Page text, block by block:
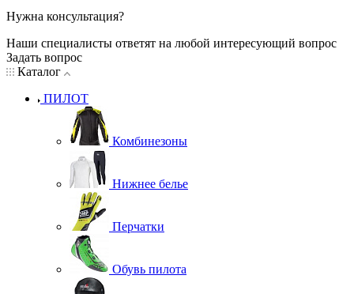
Нужна консультация?
Наши специалисты ответят на любой интересующий вопрос
Задать вопрос
Каталог
ПИЛОТ
Комбинезоны
Нижнее белье
Перчатки
Обувь пилота